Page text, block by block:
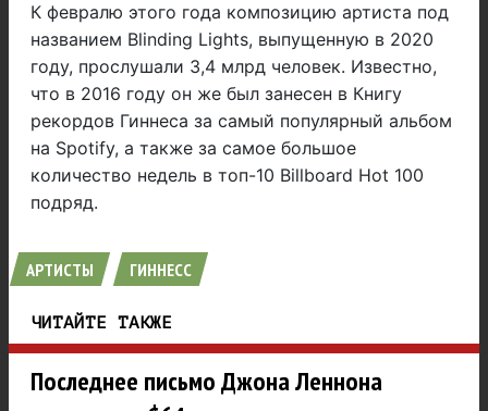
К февралю этого года композицию артиста под
названием Blinding Lights, выпущенную в 2020
году, прослушали 3,4 млрд человек. Известно,
что в 2016 году он же был занесен в Книгу
рекордов Гиннеса за самый популярный альбом
на Spotify, а также за самое большое
количество недель в топ-10 Billboard Hot 100
подряд.
АРТИСТЫ ГИННЕСС
ЧИТАЙТЕ ТАКЖЕ
Последнее письмо Джона Леннона